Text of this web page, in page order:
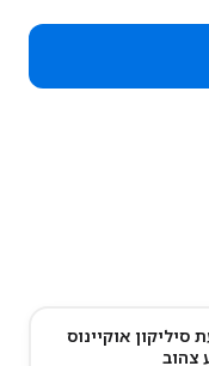
סיליקון אוקיינוס
צהוב